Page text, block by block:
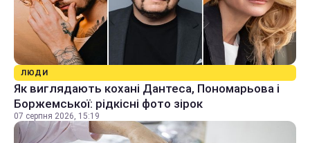
ЛЮДИ
Як виглядають кохані Дантеса, Пономарьова і
Боржемської: рідкісні фото зірок
07 серпня 2026, 15:19